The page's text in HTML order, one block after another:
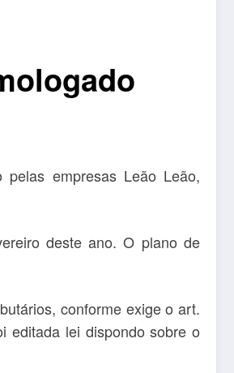
empresas Leão Leão,
deste ano. O plano de
conforme exige o art.
editada lei dispondo sobre o